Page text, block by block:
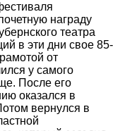
награду
театра
в эти дни свое 85-
от
у самого
После его
оказался в
вернулся в